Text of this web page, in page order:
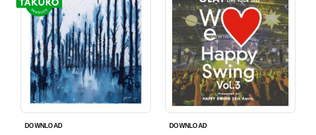
DOWNLOAD DOWNLOAD